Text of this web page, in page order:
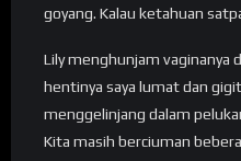
goyang. Kalau ketahuan
Lily menghunjam
hentinya saya lumat dan
menggelinjang dalam
Kita masih berciuman